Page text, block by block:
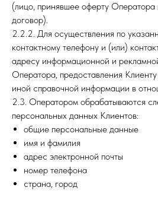
(лицо, принявшее оферту
договор).
2.2.2. Для осуществления по
контактному телефону и (или)
адресу информационной и
Оператора, предоставления
иной справочной информации в
2.3. Оператором обрабатываются
персональных данных Клиентов:
общие персональные данные
имя и фамилия
адрес электронной почты
номер телефона
страна, город